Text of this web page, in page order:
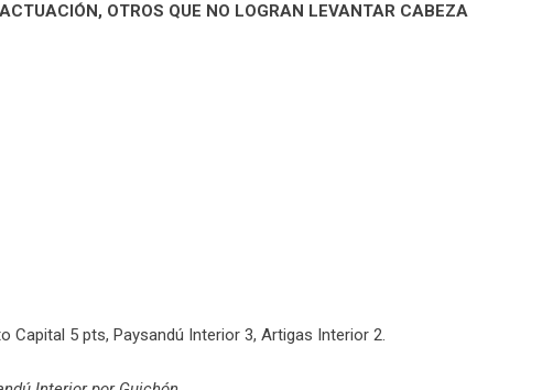
OTROS QUE NO LOGRAN LEVANTAR CABEZA
Capital 5 pts, Paysandú Interior 3, Artigas Interior 2.